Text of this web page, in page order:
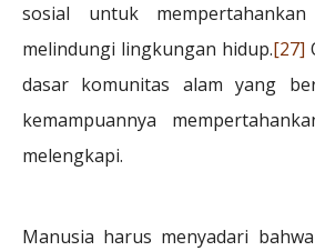
sosial untuk
melindungi lingkungan hidup.[27]
dasar komunitas alam yang
kemampuannya
melengkapi.
Manusia harus menyadari